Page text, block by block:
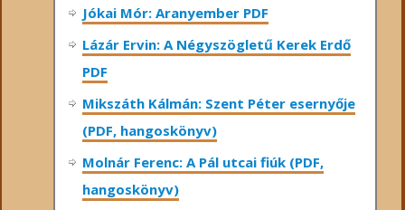
Jókai Mór: Aranyember PDF
Lázár Ervin: A Négyszögletű Kerek Erdő
PDF
Mikszáth Kálmán: Szent Péter esernyője
(PDF, hangoskönyv)
Molnár Ferenc: A Pál utcai fiúk (PDF,
hangoskönyv)